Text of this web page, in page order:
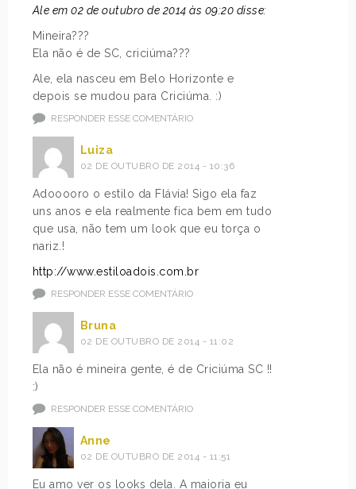
Ale em 02 de outubro de 2014 às 09:20 disse:
Mineira???
Ela não é de SC, criciúma???
Ale, ela nasceu em Belo Horizonte e
depois se mudou para Criciúma. :)
RESPONDER ESSE COMENTÁRIO
Luiza
02 DE OUTUBRO DE 2014 - 10:36
Adooooro o estilo da Flávia! Sigo ela faz
uns anos e ela realmente fica bem em tudo
que usa, não tem um look que eu torça o
nariz.!
http://www.estiloadois.com.br
RESPONDER ESSE COMENTÁRIO
Bruna
02 DE OUTUBRO DE 2014 - 11:02
Ela não é mineira gente, é de Criciúma SC !!
:)
RESPONDER ESSE COMENTÁRIO
Anne
02 DE OUTUBRO DE 2014 - 11:51
Eu amo ver os looks dela. A maioria eu